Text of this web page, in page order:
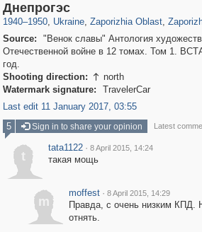
Днепрогэс
1940–1950, Ukraine, Zaporizhia Oblast,
Source:
"Венок славы" Антология
Отечественной войне в 12 томах. Том 1.
год.
Shooting direction:  north
Watermark signature:
TravelerCar
Last edit 11 January 2017, 03:55
5
Sign in to share your opinion Latest
t
tata1122 · 8 April 2015, 14:24
такая мощь
m
moffest · 8 April 2015, 14:29
Правда, с очень низким КПД.
отнять.